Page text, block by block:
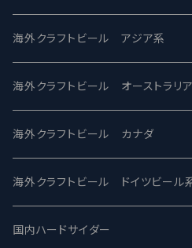
2nd Story Ale Works -セカンドス
ビアへるん - Beer Hearn
忽布古丹醸造 - HOP KOTAN
ワイマーケットブルーイング
志賀高原ビール - SIGAKOGEN
Maui マウイ
Toppling Goliath トップリンゴラ
Fair State フェアステイト
Lagunitas ラグニタス
FirestoneWalker ファイアストー
UnBarred -アンバード
SAIREN /サイレン
ワイルドチャイルド - Wilde Child
BrewDog Brewery - ブリュードッ
The Flying Inn / ザ フライイング イ
海外クラフトビール アジア系
gweilo-鬼佬 グウァイロ
Heart Of Darkness - ハートオブダ
Carbon brews -カーボン
TAIHU - タイフー
海外クラフトビール オーストラリア
ROCKY RIDGE - ロッキーリッジ
BODRIGGY BREWING ボッドリ
CO-CONSPIRATORS コ・コンス
海外クラフトビール カナダ
Jackie O's ジャッキーオーズ
Westbrook ウェストブルック
海外クラフトビール ドイツビール
Karmeliten カーメリテン
国内ハードサイダー